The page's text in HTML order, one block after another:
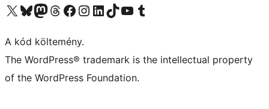
Visit our X (formerly Twitter) account
Visit our Bluesky account
Twitter csatornánk
Visit our Threads account
Facebook oldalunk megtekintése
Visit our Instagram account
Visit our LinkedIn account
Visit our TikTok account
Visit our YouTube channel
Visit our Tumblr account
A kód költemény.
The WordPress® trademark is the intellectual property
of the WordPress Foundation.